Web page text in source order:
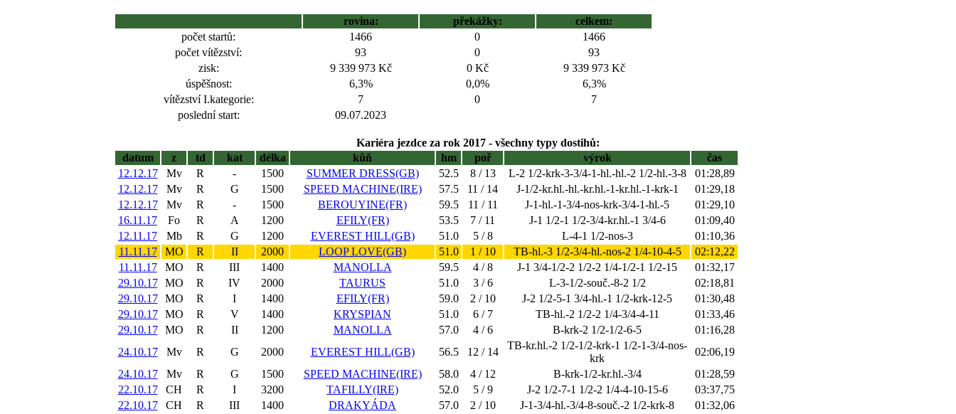
rovina: překážky:
celkem:
počet startů:
1466 0
1466
počet vítězství:
93 0
93
zisk:
9 339 973 Kč 0 Kč
9 339 973 Kč
úspěšnost:
6,3% 0,0%
6,3%
vítězství I.kategorie:
7 0
7
poslední start:
09.07.2023
Kariéra jezdce za rok 2017 - všechny typy dostihů:
datum
z td kat délka kůň hm poř výrok
čas
12.12.17
Mv R - 1500 SUMMER DRESS(GB) 52.5 8 / 13 L-2 1/2-krk-3-3/4-1-hl.-hl.-2 1/2-hl.-3-8
01:28,89
12.12.17
Mv R G 1500 SPEED MACHINE(IRE) 57.5 11 / 14 J-1/2-kr.hl.-hl.-kr.hl.-1-kr.hl.-1-krk-1
01:29,18
12.12.17
Mv R - 1500 BEROUYINE(FR) 59.5 11 / 11 J-1-hl.-1-3/4-nos-krk-3/4-1-hl.-5
01:29,10
16.11.17
Fo R A 1200 EFILY(FR) 53.5 7 / 11 J-1 1/2-1 1/2-3/4-kr.hl.-1 3/4-6
01:09,40
12.11.17
Mb R G 1200 EVEREST HILL(GB) 51.0 5 / 8 L-4-1 1/2-nos-3
01:10,36
11.11.17
MO R II 2000 LOOP LOVE(GB) 51.0 1 / 10 TB-hl.-3 1/2-3/4-hl.-nos-2 1/4-10-4-5
02:12,22
11.11.17
MO R III 1400 MANOLLA 59.5 4 / 8 J-1 3/4-1/2-2 1/2-2 1/4-1/2-1 1/2-15
01:32,17
29.10.17
MO R IV 2000 TAURUS 51.0 3 / 6 L-3-1/2-souč.-8-2 1/2
02:18,81
29.10.17
MO R I 1400 EFILY(FR) 59.0 2 / 10 J-2 1/2-5-1 3/4-hl.-1 1/2-krk-12-5
01:30,48
29.10.17
MO R V 1400 KRYSPIAN 51.0 6 / 7 TB-hl.-2 1/2-2 1/4-3/4-4-11
01:33,46
29.10.17
MO R II 1200 MANOLLA 57.0 4 / 6 B-krk-2 1/2-1/2-6-5
01:16,28
24.10.17
Mv R G 2000 EVEREST HILL(GB) 56.5 12 / 14
TB-kr.hl.-2 1/2-1/2-krk-1 1/2-1-3/4-nos-
krk
02:06,19
24.10.17
Mv R G 1500 SPEED MACHINE(IRE) 58.0 4 / 12 B-krk-1/2-kr.hl.-3/4
01:28,59
22.10.17
CH R I 3200 TAFILLY(IRE) 52.0 5 / 9 J-2 1/2-7-1 1/2-2 1/4-4-10-15-6
03:37,75
22.10.17
CH R III 1400 DRAKYÁDA 57.0 2 / 10 J-1-3/4-hl.-3/4-8-souč.-2 1/2-krk-8
01:32,06